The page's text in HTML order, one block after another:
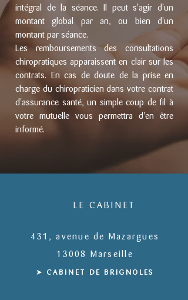
intégral de la séance. Il peut s'agir d'un
montant global par an, ou bien d'un
montant par séance.
Les remboursements des consultations
chiropratiques apparaissent en clair sur les
contrats. En cas de doute de la prise en
charge du chiropraticien dans votre contrat
d'assurance santé, un simple coup de fil à
votre mutuelle vous permettra d'en être
informé.
LE CABINET
431, avenue de Mazargues
13008 Marseille
➤ CABIN ET DE BRIGNOLES